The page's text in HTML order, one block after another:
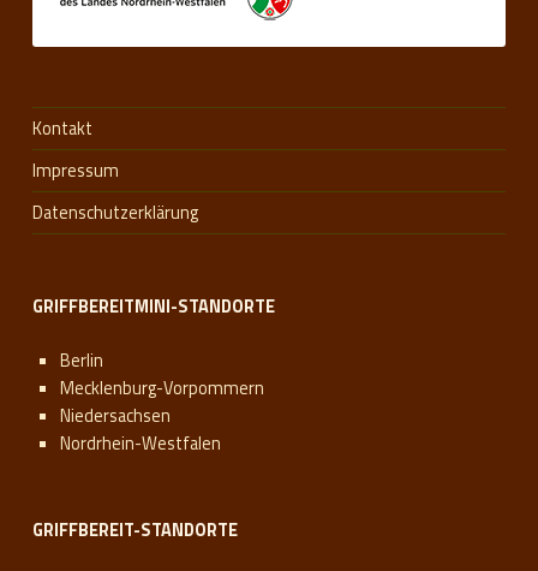
Kontakt
Impressum
Datenschutzerklärung
GRIFFBEREITMINI-STANDORTE
Berlin
Mecklenburg-Vorpommern
Niedersachsen
Nordrhein-Westfalen
GRIFFBEREIT-STANDORTE